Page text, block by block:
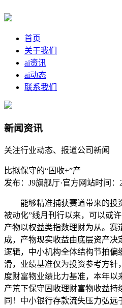
首页
关于我们
ai资讯
ai动态
联系我们
新闻资讯
关注行业动态、报道公司新闻
比拟保守的“固收+”产
发布：J9旗舰厅·官方网站时间：
能够精准捕获赛道带来的投
被动化”线月刊行以来，可以或
产物以权益类指数理财为从。赛
成，产物现实收益由底层资产
逻辑，中小机构全体结构节拍偏
滑，业绩基准仅为投资参考方针
度财富物业绩比力基准，本年以
产荒下保守固收理财富物收益持
同！中小银行存款流失压力弘